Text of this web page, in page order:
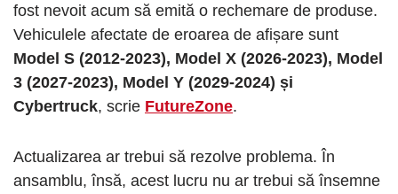
fost nevoit acum să emită o rechemare de produse.
Vehiculele afectate de eroarea de afișare sunt
Model S (2012-2023), Model X (2026-2023), Model
3 (2027-2023), Model Y (2029-2024) și
Cybertruck, scrie FutureZone.
Actualizarea ar trebui să rezolve problema. În
ansamblu, însă, acest lucru nu ar trebui să însemne